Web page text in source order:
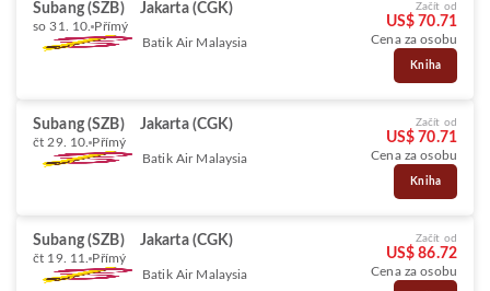
Subang (SZB) Jakarta (CGK)
so 31. 10. Přímý
Batik Air Malaysia
Začít od
US$ 70.71
Cena za osobu
Kniha
Subang (SZB) Jakarta (CGK)
čt 29. 10. Přímý
Batik Air Malaysia
Začít od
US$ 70.71
Cena za osobu
Kniha
Subang (SZB) Jakarta (CGK)
čt 19. 11. Přímý
Batik Air Malaysia
Začít od
US$ 86.72
Cena za osobu